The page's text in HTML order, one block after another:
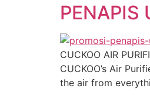
PENAPIS
CUCKOO AIR
CUCKOO’s Air
the air from